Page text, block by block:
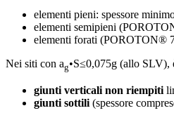
elementi pieni: spessore
elementi semipieni
elementi forati (POROTON®
Nei siti con ag•S≤0,075g (allo SLV),
giunti verticali non riempiti
giunti sottili (spessore